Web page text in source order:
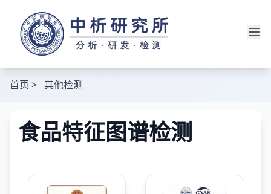
首页 > 其他检测
食品特征图谱检测